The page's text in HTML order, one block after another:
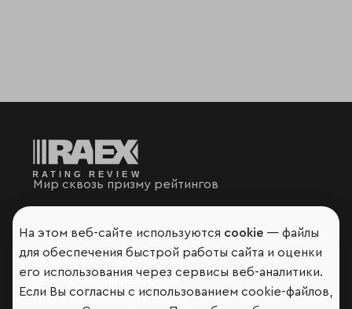
Мир сквозь призму рейтингов
Контактная информация
Подписаться на рассылку
На этом веб-сайте используются cookie — файлы
для обеспечения быстрой работы сайта и оценки
его использования через сервисы веб-аналитики.
Если Вы согласны с использованием cookie-файлов,